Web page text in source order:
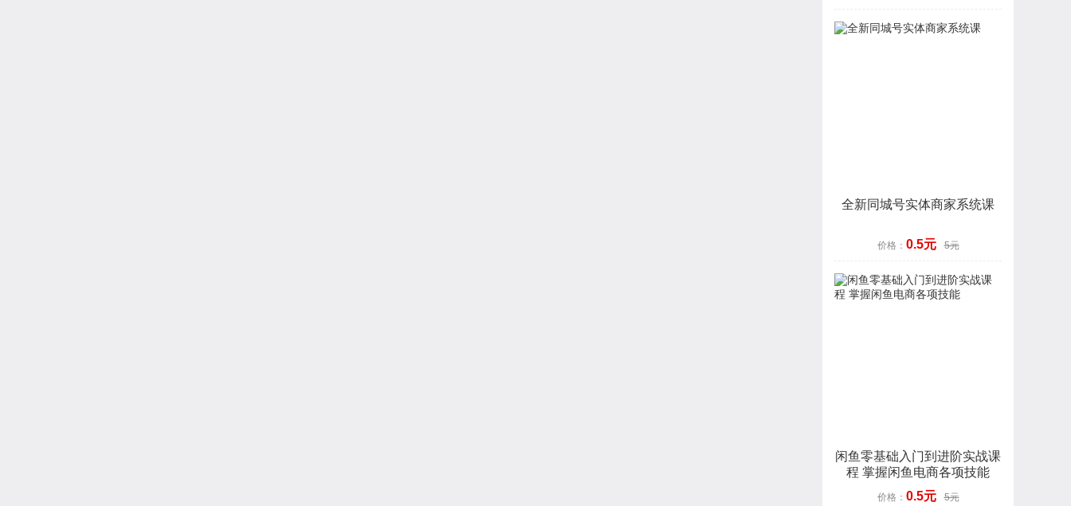
全新同城号实体商家系统课
价格： 0.5元 5元
闲鱼零基础入门到进阶实战课
程 掌握闲鱼电商各项技能
价格： 0.5元 5元